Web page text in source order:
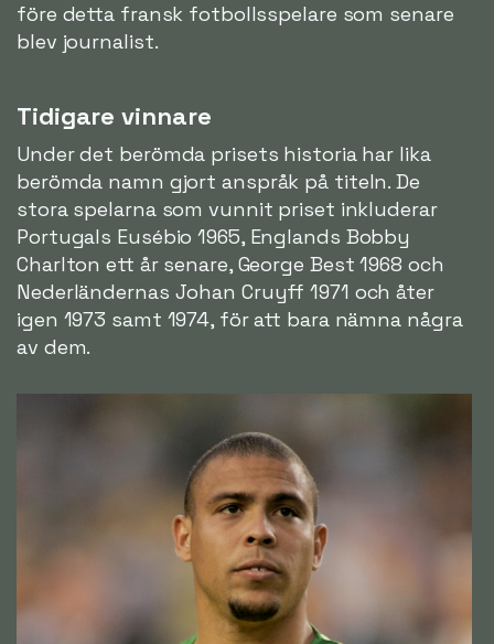
före detta fransk fotbollsspelare som senare
blev journalist.
Tidigare vinnare
Under det berömda prisets historia har lika
berömda namn gjort anspråk på titeln. De
stora spelarna som vunnit priset inkluderar
Portugals Eusébio 1965, Englands Bobby
Charlton ett år senare, George Best 1968 och
Nederländernas Johan Cruyff 1971 och åter
igen 1973 samt 1974, för att bara nämna några
av dem.